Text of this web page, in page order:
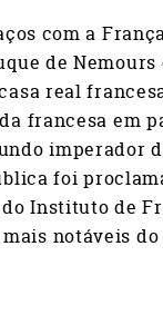
com a
de
real
francesa em
imperador
foi
Instituto de
notáveis